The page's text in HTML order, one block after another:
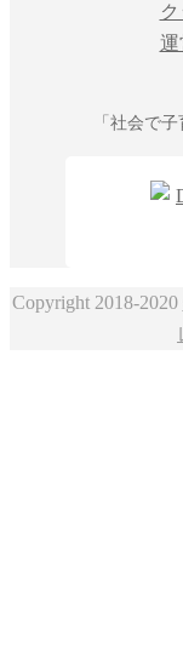
運
「社会で
Copyright 2018-2020